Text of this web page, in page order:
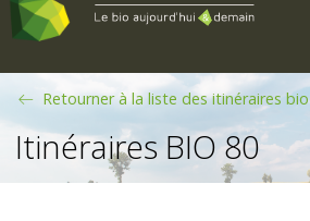
contenu
principal
Itinéraires BIO 80
Retourner à la liste des itinéraires bio